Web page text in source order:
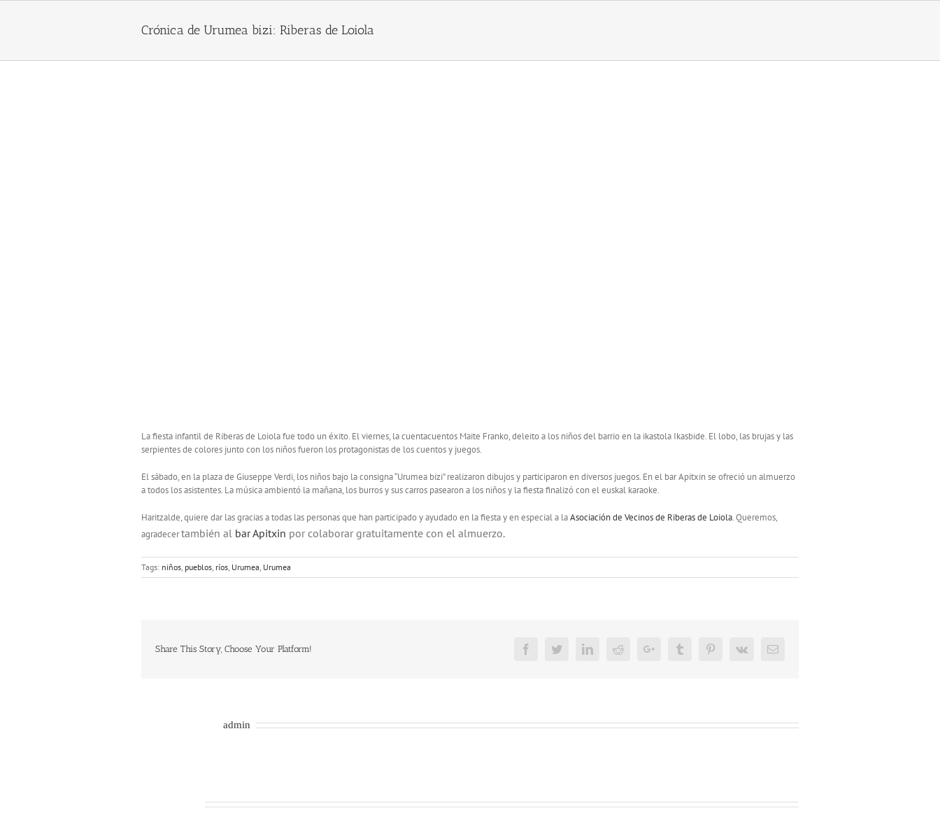
Crónica de Urumea bizi: Riberas de Loiola
La fiesta infantil de Riberas de Loiola fue todo un éxito. El viernes, la cuentacuentos Maite Franko, deleito a los niños del barrio en la ikastola Ikasbide. El lobo, las brujas y las
serpientes de colores junto con los niños fueron los protagonistas de los cuentos y juegos.
El sábado, en la plaza de Giuseppe Verdi, los niños bajo la consigna “Urumea bizi” realizaron dibujos y participaron en diversos juegos. En el bar Apitxin se ofreció un almuerzo
a todos los asistentes. La música ambientó la mañana, los burros y sus carros pasearon a los niños y la fiesta finalizó con el euskal karaoke.
Haritzalde, quiere dar las gracias a todas las personas que han participado y ayudado en la fiesta y en especial a laAsociación de Vecinos de Riberas de Loiola. Queremos,
agradecertambién al bar Apitxin por colaborar gratuitamente con el almuerzo.
Tags: niños pueblos ríos Urumea Urumea
Share This Story, Choose Your Platform! FacebookTwitterLinkedInRedditGoogle+ Tumblr PinterestVk Email
admin